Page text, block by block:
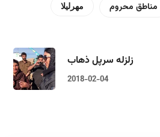
مناطق محروم مهرلیلا
زلزله سرپل ذهاب
2018-02-04